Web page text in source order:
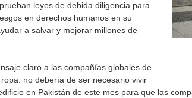
leyes de debida diligencia para
en derechos humanos en su
a salvar y mejorar millones de
claro a las compañías globales de
no debería de ser necesario vivir
en Pakistán de este mes para que las